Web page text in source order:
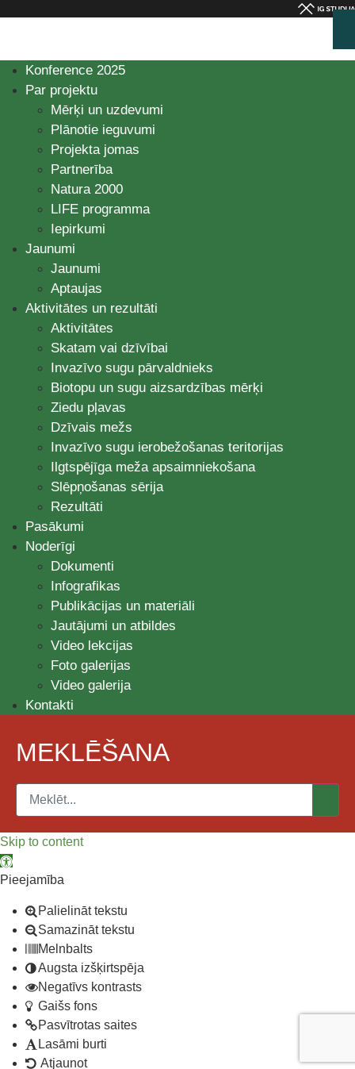
Konference 2025
Par projektu
Mērķi un uzdevumi
Plānotie ieguvumi
Projekta jomas
Partnerība
Natura 2000
LIFE programma
Iepirkumi
Jaunumi
Jaunumi
Aptaujas
Aktivitātes un rezultāti
Aktivitātes
Skatam vai dzīvībai
Invazīvo sugu pārvaldnieks
Biotopu un sugu aizsardzības mērķi
Ziedu pļavas
Dzīvais mežs
Invazīvo sugu ierobežošanas teritorijas
Ilgtspējīga meža apsaimniekošana
Slēpņošanas sērija
Rezultāti
Pasākumi
Noderīgi
Dokumenti
Infografikas
Publikācijas un materiāli
Jautājumi un atbildes
Video lekcijas
Foto galerijas
Video galerija
Kontakti
MEKLĒŠANA
Skip to content
Open toolbar
Pieejamība
Palielināt tekstu
Samazināt tekstu
Melnbalts
Augsta izšķirtspēja
Negatīvs kontrasts
Gaišs fons
Pasvītrotas saites
Lasāmi burti
Atjaunot